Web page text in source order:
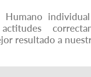
Humano
resultado a